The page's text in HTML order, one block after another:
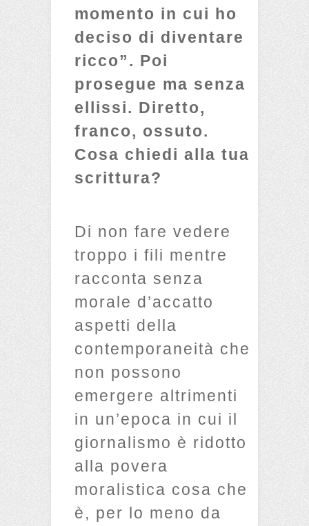
momento in cui ho
deciso di diventare
ricco”. Poi
prosegue ma senza
ellissi. Diretto,
franco, ossuto.
Cosa chiedi alla tua
scrittura?
Di non fare vedere
troppo i fili mentre
racconta senza
morale d’accatto
aspetti della
contemporaneità che
non possono
emergere altrimenti
in un’epoca in cui il
giornalismo è ridotto
alla povera
moralistica cosa che
è, per lo meno da